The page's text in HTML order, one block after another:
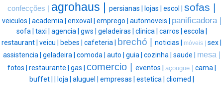
confecções | agrohaus | persianas | lojas | escol | sofas |
veiculos | academia | enxoval | emprego | automoveis | panificadora |
sofa | taxi | agencia | gws | geladeiras | clinica | carros | escola |
restaurant | veicu | bebes | cafeteria | brechó | noticias | móveis | sex |
assistencia | geladeira | comoda | auto | guia | cozinha | saude | mesa |
fotos | restaurante | gas | comercio | eventos | açougue | cama |
buffet |
loja | aluguel | empresas | estetica | cliomed |